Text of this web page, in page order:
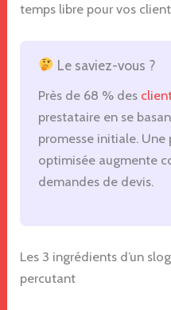
temps libre pour vos
Le saviez-vous ?
Près de 68 % des
prestataire en se
promesse initiale. Une
optimisée augmente
demandes de devis.
Les 3 ingrédients d’un
percutant